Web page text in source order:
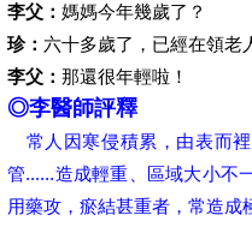
李父： 媽媽今年幾歲了？
珍： 六十多歲了，已經在領老
李父： 那還很年輕啦！
◎李醫師評釋
常人因寒侵積累，由表而
管......造成輕重、區域大小不
用藥攻，瘀結甚重者，常造成